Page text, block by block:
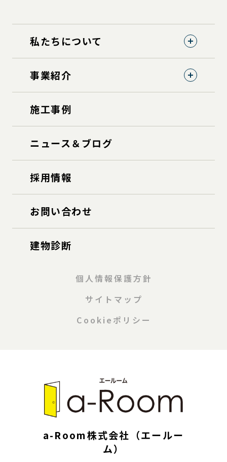
私たちについて
事業紹介
施工事例
ニュース＆ブログ
採用情報
お問い合わせ
建物診断
個人情報保護方針
サイトマップ
Cookieポリシー
a-Room株式会社（エールー
ム）